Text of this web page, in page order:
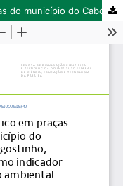
Inventário florístico em praças públicas do município do Cabo de Santo Agostinho, Pernambuco, como indicador de planejamento ambiental